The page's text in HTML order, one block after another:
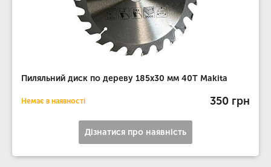
Пиляльний диск по дереву 185х30 мм 40T Makita
Немає в наявності 350 грн
Дізнатися про наявність